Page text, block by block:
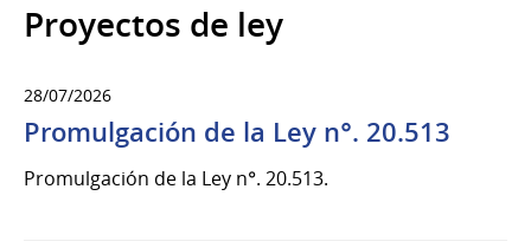
Proyectos de ley
28/07/2026
Promulgación de la Ley n°. 20.513
Promulgación de la Ley n°. 20.513.